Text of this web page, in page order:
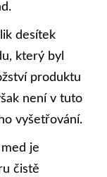
desítek
který byl
produktu
není v tuto
vyšetřování.
je
čistě